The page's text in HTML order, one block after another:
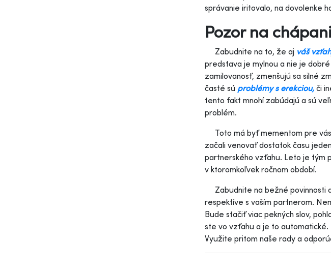
správanie iritovalo, na dovolenke
Pozor na
Zabudnite na to, že aj váš vzťah
predstava je mylnou a nie je
zamilovanosť, zmenšujú sa silné
časté sú problémy s erekciou, či
tento fakt mnohí zabúdajú a sú
problém.
Toto má byť mementom pre
začali venovať dostatok času
partnerského vzťahu. Leto je tým
v ktoromkoľvek ročnom období.
Zabudnite na bežné povinnosti
respektíve s vaším partnerom.
Bude stačiť viac pekných slov,
ste vo vzťahu a je to
Využite pritom naše rady a